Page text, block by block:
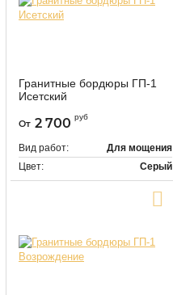
Гранитные бордюры ГП-1
Исетский
От 2 700 руб
Вид работ:
Для мощения
Цвет:
Серый